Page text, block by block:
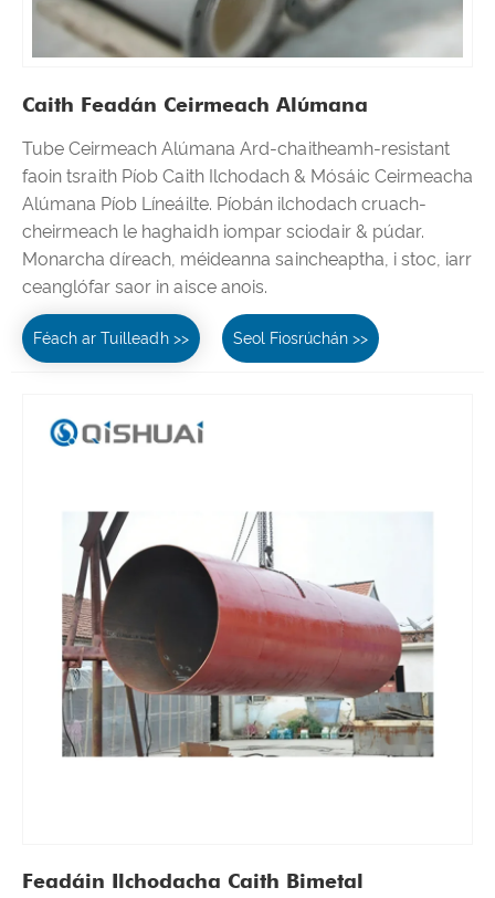
Caith Feadán Ceirmeach Alúmana
Tube Ceirmeach Alúmana Ard-chaitheamh-resistant
faoin tsraith Píob Caith Ilchodach & Mósáic Ceirmeacha
Alúmana Píob Líneáilte. Píobán ilchodach cruach-
cheirmeach le haghaidh iompar sciodair & púdar.
Monarcha díreach, méideanna saincheaptha, i stoc, iarr
ceanglófar saor in aisce anois.
Féach ar Tuilleadh >> Seol Fiosrúchán >>
Feadáin Ilchodacha Caith Bimetal